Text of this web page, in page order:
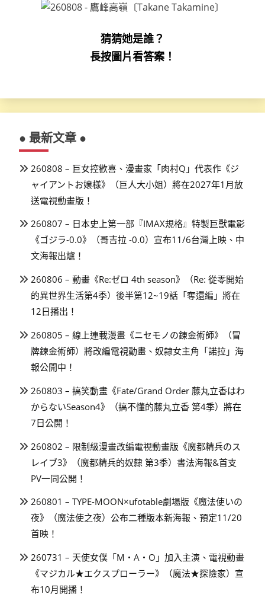
猜猜她是誰？
長按圖片看答案！
● 最新文章 ●
260808 – 巨女控歡喜、漫畫家「肉村Q」代表作《ジ
ャイアントお嬢様》（巨人大小姐）將在2027年1月放
送電視動畫版！
260807 – 日本史上第一部『IMAX規格』特製巨獸電影
《ゴジラ-0.0》（哥吉拉 -0.0）宣布11/6台灣上映、中
文海報出爐！
260806 – 動畫《Re:ゼロ 4th season》（Re: 從零開始
的異世界生活第4季）後半第12~19話「奪還編」將在
12日播出！
260805 – 線上連載漫畫《ニセモノの錬金術師》（冒
牌鍊金術師）將改編電視動畫、奴隸女主角「諾拉」海
報公開中！
260803 – 搞笑動畫《Fate/Grand Order 藤丸立香はわ
からないSeason4》（搞不懂的藤丸立香 第4季）將在
7日公開！
260802 – 限制級漫畫改編電視動畫版《魔都精兵のス
レイブ3》（魔都精兵的奴隸 第3季）書法海報&首支
PV一同公開！
260801 – TYPE-MOON×ufotable劇場版《魔法使いの
夜》（魔法使之夜）公布二種版本新海報、預定11/20
首映！
260731 – 天使女僕「M・A・O」加入主演、電視動畫
《マジカル★エクスプローラー》（魔法★探險家）宣
布10月開播！